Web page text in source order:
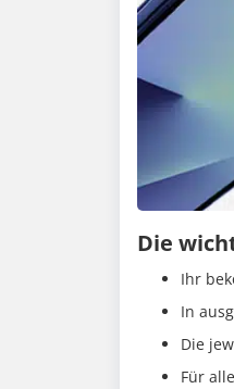
Die
Ihr
In
Die
Für